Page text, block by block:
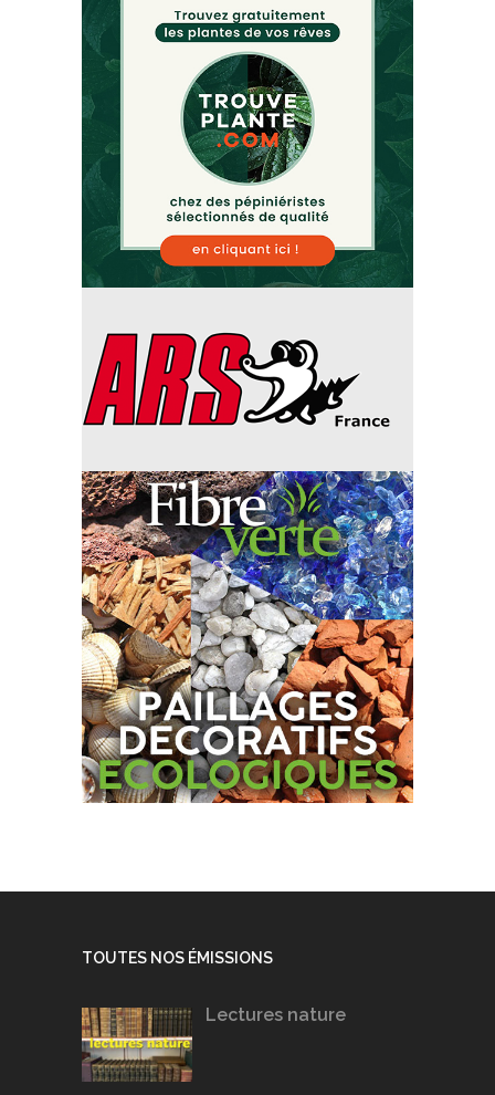
TOUTES NOS ÉMISSIONS
Lectures nature